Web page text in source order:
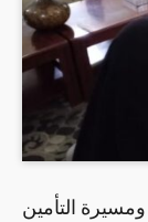
التأمين